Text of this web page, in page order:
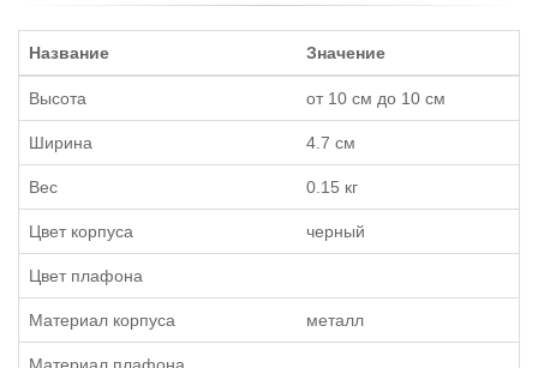
Название Значение
Высота от 10 см до 10 см
Ширина 4.7 см
Вес 0.15 кг
Цвет корпуса черный
Цвет плафона
Материал корпуса металл